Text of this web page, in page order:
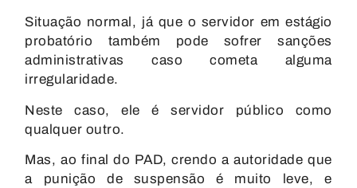
Situação normal, já que o servidor em estágio
probatório também pode sofrer sanções
administrativas caso cometa alguma
irregularidade.
Neste caso, ele é servidor público como
qualquer outro.
Mas, ao final do PAD, crendo a autoridade que
a punição de suspensão é muito leve, e